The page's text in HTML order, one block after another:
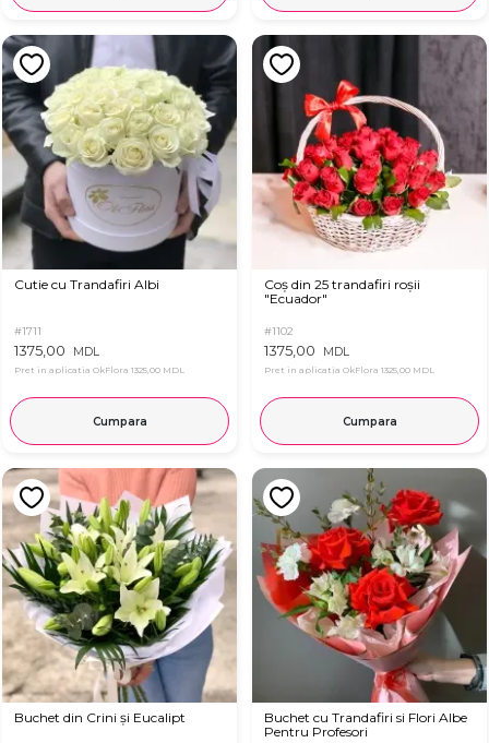
Cutie cu Trandafiri Albi
#1711
1375,00 MDL
Pret in aplicatia OkFlora 1325,00 MDL
Cumpara
Coș din 25 trandafiri roșii
"Ecuador"
#1102
1375,00 MDL
Pret in aplicatia OkFlora 1325,00 MDL
Cumpara
Buchet din Crini și Eucalipt
Buchet cu Trandafiri si Flori Albe
Pentru Profesori